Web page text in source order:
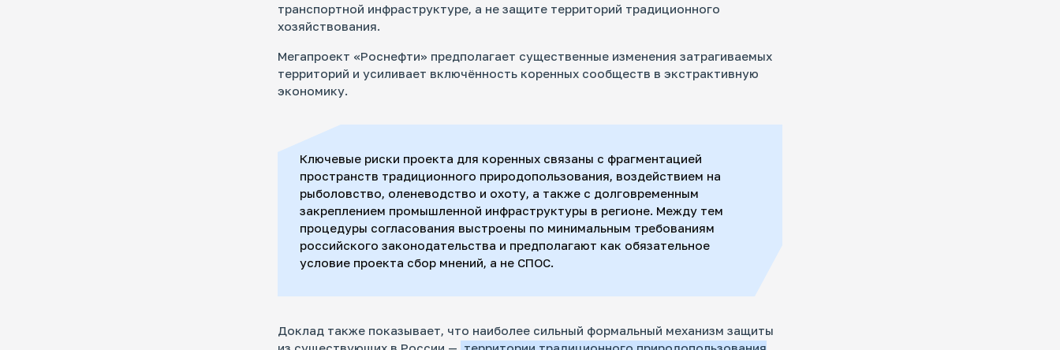
транспортной инфраструктуре, а не защите территорий традиционного
хозяйствования.
Мегапроект «Роснефти» предполагает существенные изменения затрагиваемых
территорий и усиливает включённость коренных сообществ в экстрактивную
экономику.
Ключевые риски проекта для коренных связаны с фрагментацией
пространств традиционного природопользования, воздействием на
рыболовство, оленеводство и охоту, а также с долговременным
закреплением промышленной инфраструктуры в регионе. Между тем
процедуры согласования выстроены по минимальным требованиям
российского законодательства и предполагают как обязательное
условие проекта сбор мнений, а не СПОС.
Доклад также показывает, что наиболее сильный формальный механизм защиты